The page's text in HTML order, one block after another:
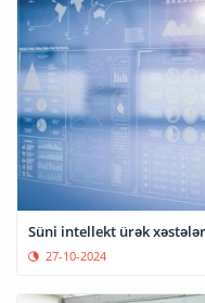
Süni intellekt ürək
27-10-2024